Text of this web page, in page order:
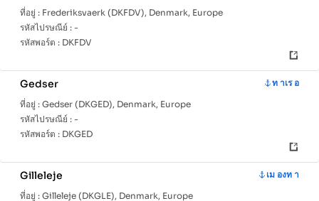
ที่อยู่ : Frederiksvaerk (DKFDV), Denmark, Europe
รหัสไปรษณีย์ : -
รหัสพอร์ต : DKFDV
Gedser
ท าเร อ
ที่อยู่ : Gedser (DKGED), Denmark, Europe
รหัสไปรษณีย์ : -
รหัสพอร์ต : DKGED
Gilleleje
เม องท า
ที่อยู่ : Gilleleje (DKGLE), Denmark, Europe